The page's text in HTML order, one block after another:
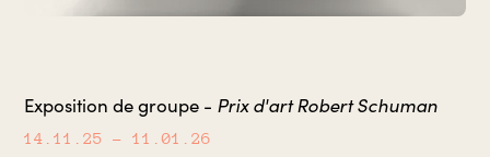
Exposition de groupe - Prix d'art Robert Schuman
14.11.25 – 11.01.26